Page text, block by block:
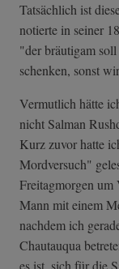
Tatsächlich ist
notierte in seiner
"der bräutigam soll
schenken, sonst
Vermutlich hätte
nicht Salman
Kurz zuvor hatte
Mordversuch"
Freitagmorgen
Mann mit einem
nachdem ich
Chautauqua